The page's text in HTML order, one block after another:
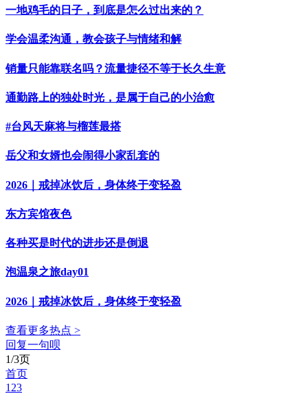
一地鸡毛的日子，到底是怎么过出来的？
学会温柔沟通，教会孩子与情绪和解
销量只能靠联名吗？流量捷径不等于长久生意
通勤路上的独处时光，是属于自己的小治愈
#台风天麻将与榴莲最搭
岳父和女婿也会闹得小家乱套的
2026｜戒掉冰饮后，身体终于变轻盈
东方宾馆夜色
各种买是时代的进步还是倒退
泡温泉之旅day01
2026｜戒掉冰饮后，身体终于变轻盈
查看更多热点 >
回复一句呗
1/3页
首页
1 23